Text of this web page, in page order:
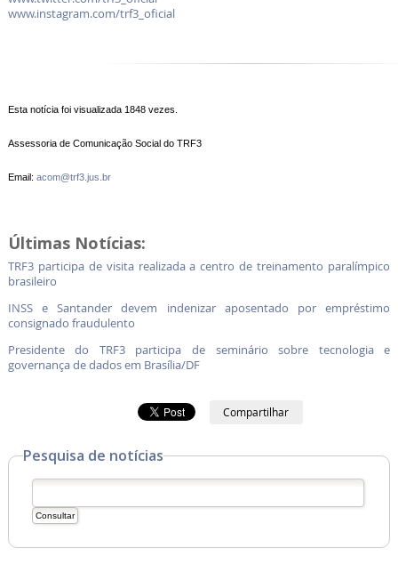
www.instagram.com/trf3_oficial
Esta notícia foi visualizada 1848 vezes.
Assessoria de Comunicação Social do TRF3
Email: acom@trf3.jus.br
Últimas Notícias:
TRF3 participa de visita realizada a centro de treinamento paralímpico
brasileiro
INSS e Santander devem indenizar aposentado por empréstimo
consignado fraudulento
Presidente do TRF3 participa de seminário sobre tecnologia e
governança de dados em Brasília/DF
Compartilhar
Pesquisa de notícias